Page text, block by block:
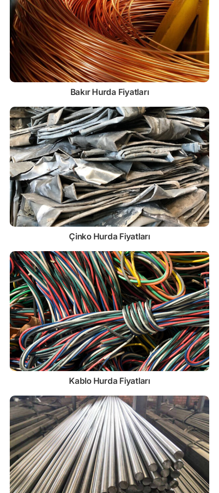
Bakır Hurda Fiyatları
Çinko Hurda Fiyatları
Kablo Hurda Fiyatları